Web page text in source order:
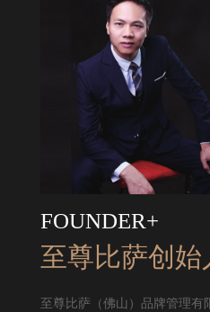
FOUNDER+
至尊比萨创始
至尊比萨（佛山）品牌管理有